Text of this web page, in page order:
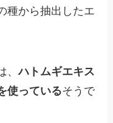
種から抽出したエ
、ハトムギエキス
使っているそうで